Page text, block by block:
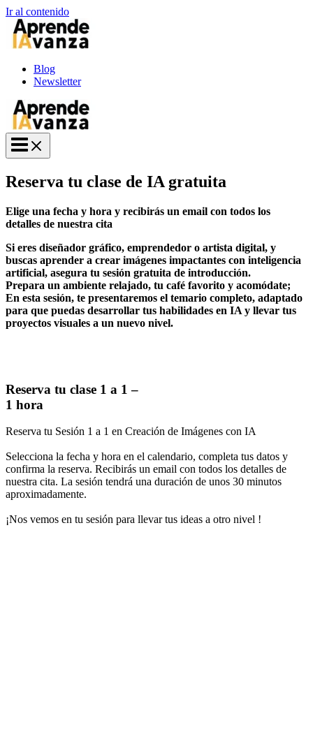
Ir al contenido
Blog
Newsletter
Reserva tu clase de IA gratuita
Elige una fecha y hora y recibirás un email con todos los
detalles de nuestra cita
Si eres diseñador gráfico, emprendedor o artista digital, y
buscas aprender a crear imágenes impactantes con inteligencia
artificial, asegura tu sesión gratuita de introducción.
Prepara un ambiente relajado, tu café favorito y acomódate;
En esta sesión, te presentaremos el temario completo, adaptado
para que puedas desarrollar tus habilidades en IA y llevar tus
proyectos visuales a un nuevo nivel.
Reserva tu clase 1 a 1 –
1 hora
Reserva tu Sesión 1 a 1 en Creación de Imágenes con IA
Selecciona la fecha y hora en el calendario, completa tus datos y
confirma la reserva. Recibirás un email con todos los detalles de
nuestra cita. La sesión tendrá una duración de unos 30 minutos
aproximadamente.
¡Nos vemos en tu sesión para llevar tus ideas a otro nivel !